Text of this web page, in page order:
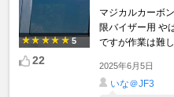
5
22
マジカルカーボ
限バイザー用 や
ですが作業は難
2025年6月5日
いな＠JF3